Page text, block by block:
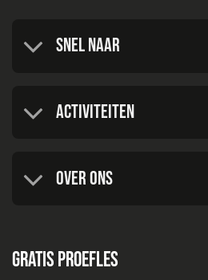
Snel naar
Activiteiten
Over ons
Gratis proefles